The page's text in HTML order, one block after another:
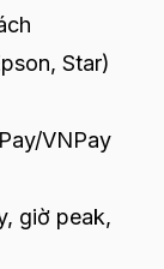
Star)
VNPay
giờ peak,